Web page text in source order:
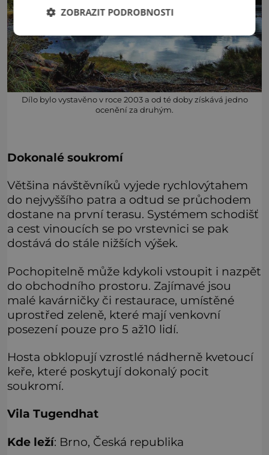
Dílo bylo vystavěno v roce 2003 a od té doby získává jedno
ocenění za druhým.
Dokonalé soukromí
Většina návštěvníků vyjede rychlovýtahem
do nejvyššího patra a odtud se průchodem
dostane na první terasu. Systémem schodišť
a cest vinoucích se po vrstevnici se pak
dostává do stále nižších výšek.
Pochopitelně může kdykoli vstoupit i nazpět
do obchodního prostoru. Zajímavé jsou
malé kavárničky či restaurace, umístěné
uprostřed zeleně, které mají venkovní
posezení pouze pro 5 až10 lidí.
Hosta obklopují vzrostlé nádherně kvetoucí
keře, které poskytují dokonalý pocit
soukromí.
Vila Tugendhat
Kde leží: Brno, Česká republika
ZOBRAZIT PODROBNOSTI